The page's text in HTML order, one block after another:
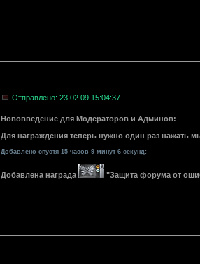
Отправлено: 23.02.09 15:04:37
Нововведение для Модераторов и Админов:
Для награждения теперь нужно один раз нажать
Добавлено спустя 15 часов 9 минут 6 секунд:
Добавлена награда "Защита форума от